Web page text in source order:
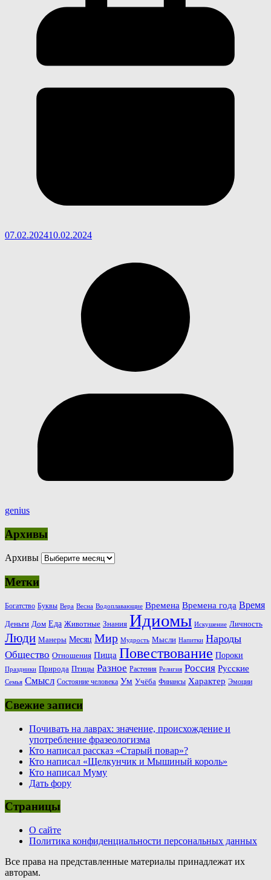
07.02.202410.02.2024
genius
Архивы
Архивы
Метки
Богатство Буквы Вера Весна Водоплавающие Времена Времена года Время
Деньги Дом Еда Животные Знания Идиомы Искушение Личность
Люди Манеры Месяц Мир Мудрость Мысли Напитки Народы
Общество Отношения Пища Повествование Пороки
Праздники Природа Птицы Разное Растения Религия Россия Русские
Семья Смысл Состояние человека Ум Учёба Финансы Характер Эмоции
Свежие записи
Почивать на лаврах: значение, происхождение и
употребление фразеологизма
Кто написал рассказ «Старый повар»?
Кто написал «Щелкунчик и Мышиный король»
Кто написал Муму
Дать фору
Страницы
О сайте
Политика конфиденциальности персональных данных
Все права на представленные материалы принадлежат их
авторам.